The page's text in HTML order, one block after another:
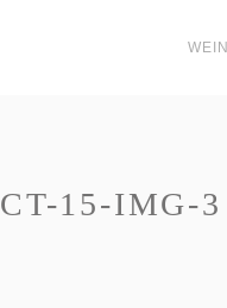
15-IMG-3